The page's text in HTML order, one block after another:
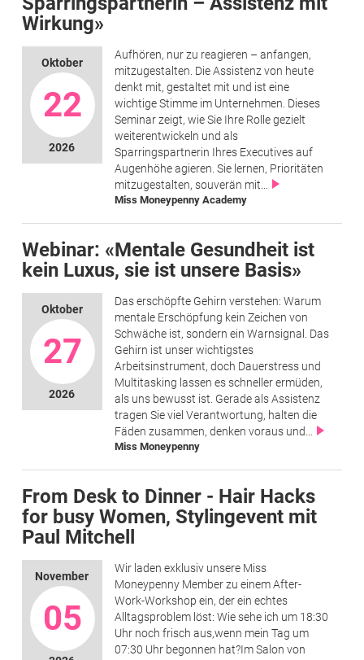
Wirkung»
Oktober
22
2026
Aufhören, nur zu reagieren – anfangen,
mitzugestalten. Die Assistenz von heute
denkt mit, gestaltet mit und ist eine
wichtige Stimme im Unternehmen. Dieses
Seminar zeigt, wie Sie Ihre Rolle gezielt
weiterentwickeln und als
Sparringspartnerin Ihres Executives auf
Augenhöhe agieren. Sie lernen, Prioritäten
mitzugestalten, souverän mit…
Miss Moneypenny Academy
Webinar: «Mentale Gesundheit ist
kein Luxus, sie ist unsere Basis»
Oktober
27
2026
Das erschöpfte Gehirn verstehen: Warum
mentale Erschöpfung kein Zeichen von
Schwäche ist, sondern ein Warnsignal. Das
Gehirn ist unser wichtigstes
Arbeitsinstrument, doch Dauerstress und
Multitasking lassen es schneller ermüden,
als uns bewusst ist. Gerade als Assistenz
tragen Sie viel Verantwortung, halten die
Fäden zusammen, denken voraus und…
Miss Moneypenny
From Desk to Dinner - Hair Hacks
for busy Women, Stylingevent mit
Paul Mitchell
November
05
Wir laden exklusiv unsere Miss
Moneypenny Member zu einem After-
Work-Workshop ein, der ein echtes
Alltagsproblem löst: Wie sehe ich um 18:30
Uhr noch frisch aus,wenn mein Tag um
07:30 Uhr begonnen hat?Im Salon von